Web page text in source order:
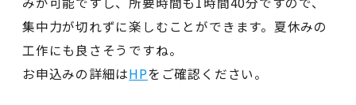
集中力が切れずに楽しむことができます。夏休みの
工作にも良さそうですね。
お申込みの詳細はHPをご確認ください。